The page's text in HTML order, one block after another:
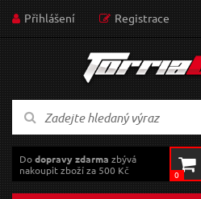
Přihlášení Registrace
Dodopravy zdarma zbývá
nakoupit zboží za 500 Kč
0